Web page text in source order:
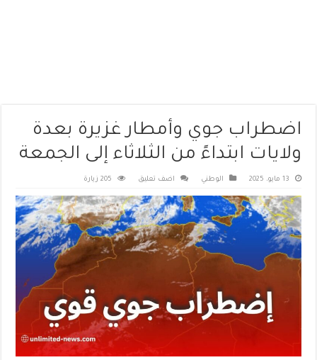
اضطراب جوي وأمطار غزيرة بعدة
ولايات ابتداءً من الثلاثاء إلى الجمعة
13 مايو، 2025 الوطني اضف تعليق 205 زيارة